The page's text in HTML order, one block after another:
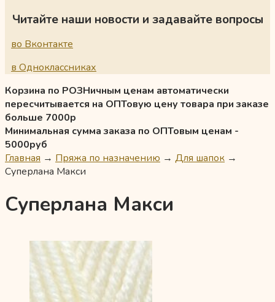
Читайте наши новости и задавайте вопросы
во Вконтакте
в Одноклассниках
Корзина по РОЗНичным ценам автоматически
пересчитывается на ОПТовую цену товара при заказе
больше 7000р
Минимальная сумма заказа по ОПТовым ценам -
5000руб
Главная → Пряжа по назначению → Для шапок →
Суперлана Макси
Суперлана Макси